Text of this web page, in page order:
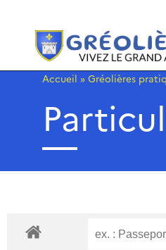
Accueil » Gréolières